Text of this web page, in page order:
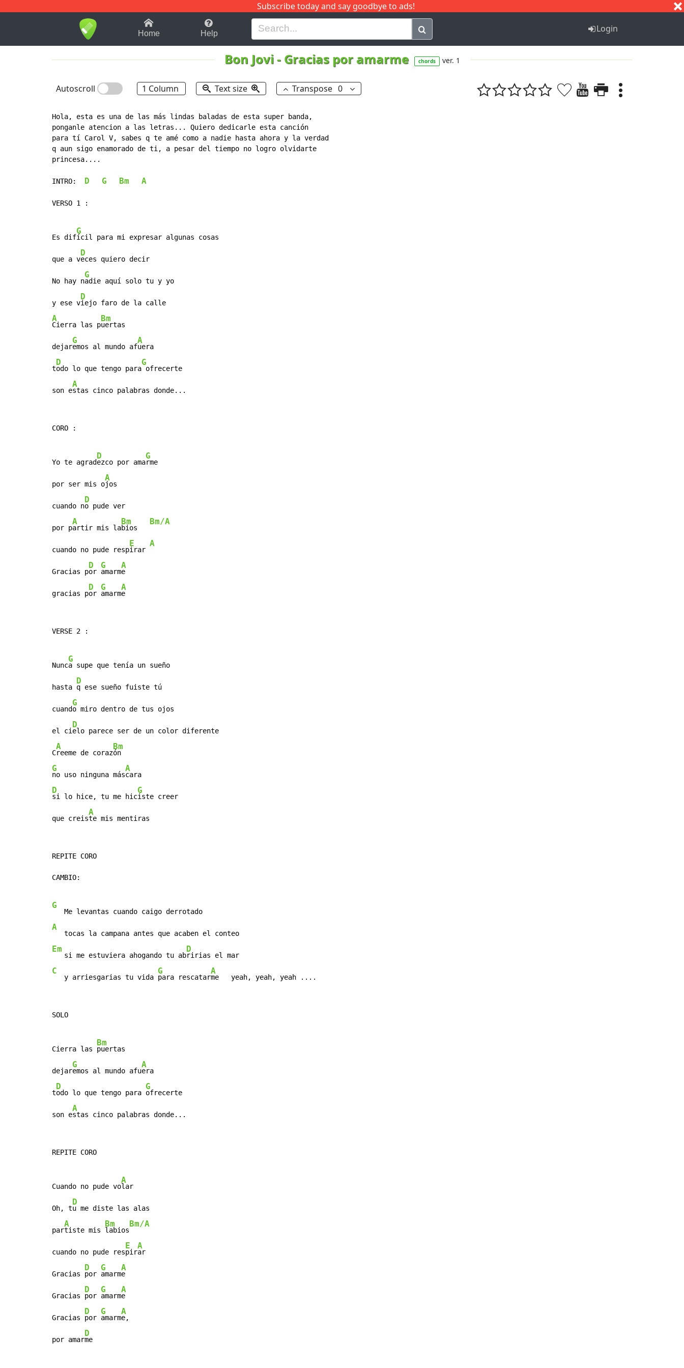
Subscribe today and say goodbye to ads!
1-9 B H I J Q
Home Help Login
Bon Jovi- Gracias por amarme chords ver. 1
Autoscroll 1 Column Text size Transpose 0
Hola, esta es una de las más lindas baladas de esta super banda,
ponganle atencion a las letras... Quiero dedicarle esta canción
para tí Carol V, sabes q te amé como a nadie hasta ahora y la verdad
q aun sigo enamorado de ti, a pesar del tiempo no logro olvidarte
princesa....
INTRO: D G Bm A
VERSO 1 :
Es dif
G
ícil para mi expresar algunas cosas
que a v
D
eces quiero decir
No hay n
G
adie aquí solo tu y yo
y ese v
D
A
Cierra las p
Bm
uertas
dejar
G
emos al mundo af
A
uera
t
D
odo lo que tengo para
G
ofrecerte
son e
A
stas cinco palabras donde...
CORO :
Yo te agrad
D
ezco por ama
G
rme
por ser mis o
A
jos
cuando n
D
o pude ver
por p
A
artir mis la
Bm
bios
Bm/A
cuando no pude resp
E
irar
A
Gracias p
D
or
G
amarm
A
e
gracias p
D
or
G
amarm
A
e
VERSE 2 :
Nunc
G
a supe que tenía un sueño
hasta
D
q ese sueño fuiste tú
cuand
G
o miro dentro de tus ojos
el ci
D
elo parece ser de un color diferente
C
A
reeme de coraz
Bm
G
no uso ninguna más
A
D
si lo hice, tu me hic
G
iste creer
que creis
A
te mis mentiras
REPITE CORO
CAMBIO:
G
A
Em
   si me estuviera ahogando tu ab
D
C
   y arriesgarias tu vida
G
para rescatar
A
me   yeah, yeah, yeah ....
SOLO
Cierra las
Bm
puertas
dejar
G
emos al mundo afu
A
era
t
D
odo lo que tengo para
G
ofrecerte
son e
A
stas cinco palabras donde...
REPITE CORO
Cuando no pude vo
A
lar
Oh, t
D
u me diste las alas
par
A
tiste mis
Bm
labios
Bm/A
cuando no pude res
E
pir
A
ar
Gracias
D
por
G
amarm
A
e
Gracias
D
por
G
amarm
A
e
Gracias
D
por
G
amarm
A
e,
por amar
D
me